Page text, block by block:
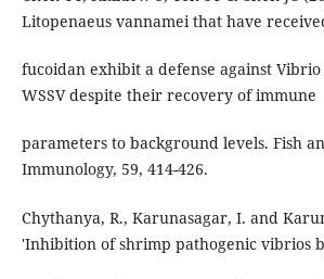
Litopenaeus vannamei that have
fucoidan exhibit a defense against
WSSV despite their recovery of immune
parameters to background levels. Fish
Immunology, 59, 414-426.
Chythanya, R., Karunasagar, I. and
'Inhibition of shrimp pathogenic vibrios